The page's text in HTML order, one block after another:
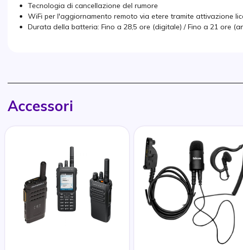
Tecnologia di cancellazione del rumore
WiFi per l'aggiornamento remoto via etere tramite attivazione
Durata della batteria: Fino a 28,5 ore (digitale) / Fino a 21 ore
Accessori